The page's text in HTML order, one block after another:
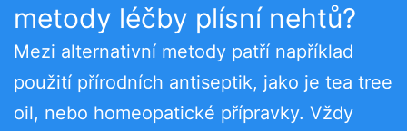
metody léčby plísní nehtů?
Mezi alternativní metody patří například
použití přírodních antiseptik, jako je tea tree
oil, nebo homeopatické přípravky. Vždy